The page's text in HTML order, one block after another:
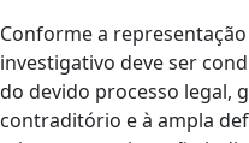
Conforme a
investigativo deve ser
do devido processo legal,
contraditório e à ampla